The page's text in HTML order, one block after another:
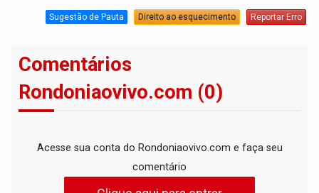
Sugestão de Pauta Direito ao esquecimento Reportar Erro
Comentários
Rondoniaovivo.com (0)
Acesse sua conta do Rondoniaovivo.com e faça seu
comentário